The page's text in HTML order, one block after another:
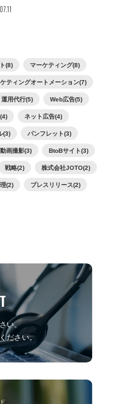
(8) マーケティング(8)
ティングオートメーション(7)
運用代行(5) Web広告(5)
ネット広告(4)
(3) パンフレット(3)
動画撮影(3) BtoBサイト(3)
戦略(2) 株式会社JOTO(2)
(2) プレスリリース(2)
い。
ださい。